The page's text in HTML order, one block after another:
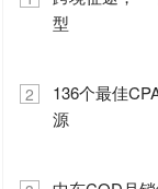
型
2
136个最佳
源